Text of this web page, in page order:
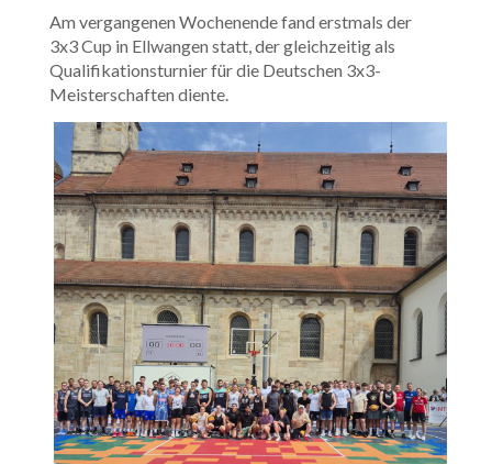
Am vergangenen Wochenende fand erstmals der
3x3 Cup in Ellwangen statt, der gleichzeitig als
Qualifikationsturnier für die Deutschen 3x3-
Meisterschaften diente.